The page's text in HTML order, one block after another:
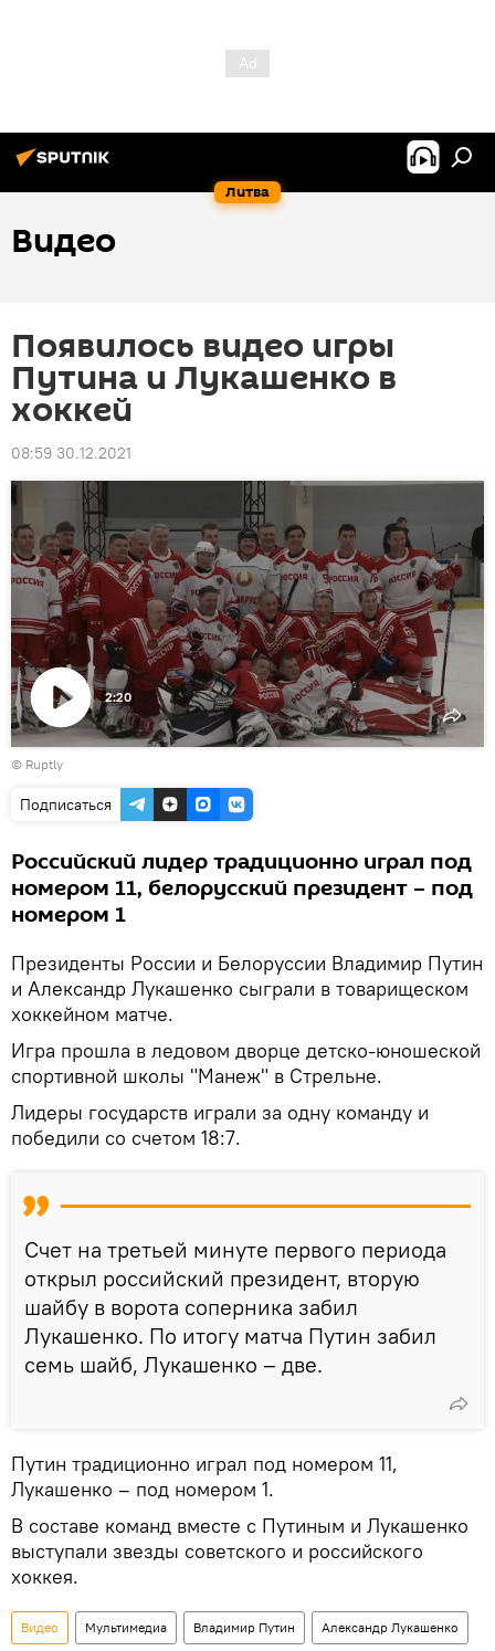
Литва
Видео
Появилось видео игры
Путина и Лукашенко в
хоккей
08:59 30.12.2021
Воспроизвести
видео
2:20
© Ruptly
Подписаться
Российский лидер традиционно играл под
номером 11, белорусский президент – под
номером 1
Президенты России и Белоруссии Владимир Путин
и Александр Лукашенко сыграли в товарищеском
хоккейном матче.
Игра прошла в ледовом дворце детско-юношеской
спортивной школы "Манеж" в Стрельне.
Лидеры государств играли за одну команду и
победили со счетом 18:7.
Счет на третьей минуте первого периода
открыл российский президент, вторую
шайбу в ворота соперника забил
Лукашенко. По итогу матча Путин забил
семь шайб, Лукашенко – две.
Путин традиционно играл под номером 11,
Лукашенко – под номером 1.
В составе команд вместе с Путиным и Лукашенко
выступали звезды советского и российского
хоккея.
Видео Мультимедиа Владимир Путин Александр Лукашенко